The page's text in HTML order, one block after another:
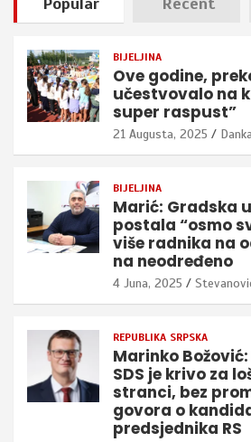
Popular Recent
BIJELJINA
Ove godine,
učestvovalo na
super raspust”
21 Augusta, 2025 Danka
BIJELJINA
Marić: Gradska
postala “osmo
više radnika na
na neodređeno
4 Juna, 2025
REPUBLIKA SRPSKA
Marinko
SDS je krivo za
stranci, bez
govora o
predsjednika RS